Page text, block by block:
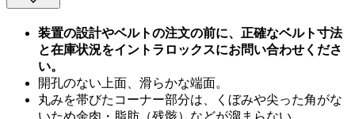
装置の設計やベルトの注文の前に、正確なベルト寸法
と在庫状況をイントラロックスにお問い合わせくださ
い。
開孔のない上面、滑らかな端面。
丸みを帯びたコーナー部分は、くぼみや尖った角がな